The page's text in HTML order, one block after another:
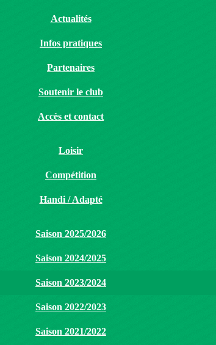
Actualités
Infos pratiques
Partenaires
Soutenir le club
Accès et contact
Loisir
Compétition
Handi / Adapté
Saison 2025/2026
Saison 2024/2025
Saison 2023/2024
Saison 2022/2023
Saison 2021/2022